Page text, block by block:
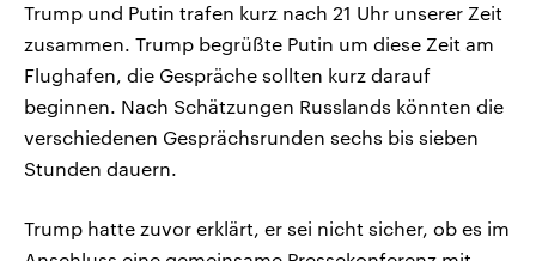
Trump und Putin trafen kurz nach 21 Uhr unserer Zeit
zusammen. Trump begrüßte Putin um diese Zeit am
Flughafen, die Gespräche sollten kurz darauf
beginnen. Nach Schätzungen Russlands könnten die
verschiedenen Gesprächsrunden sechs bis sieben
Stunden dauern.
Trump hatte zuvor erklärt, er sei nicht sicher, ob es im